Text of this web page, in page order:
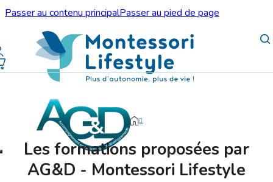
Passer au contenu principalPasser au pied de page
Les formations proposées par
AG&D - Montessori Lifestyle